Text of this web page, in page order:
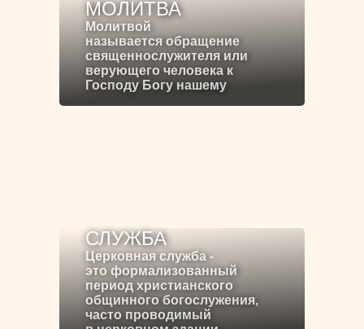
МОЛИТВА
Молитвой
называется обращение
священнослужителя или
верующего человека к
Господу Богу нашему
СЛУЖБА
Церковная служба -
это формализованный
период христианского
общинного богослужения,
часто проводимый